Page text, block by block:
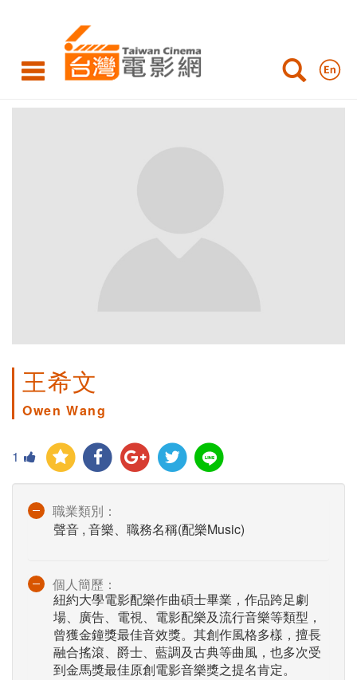
王希文
Owen Wang
1
職業類別：
聲音 , 音樂、職務名稱(配樂Music)
個人簡歷：
紐約大學電影配樂作曲碩士畢業，作品跨足劇
場、廣告、電視、電影配樂及流行音樂等類型，
曾獲金鐘獎最佳音效獎。其創作風格多樣，擅長
融合搖滾、爵士、藍調及古典等曲風，也多次受
到金馬獎最佳原創電影音樂獎之提名肯定。